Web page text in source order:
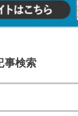
事検索
索: